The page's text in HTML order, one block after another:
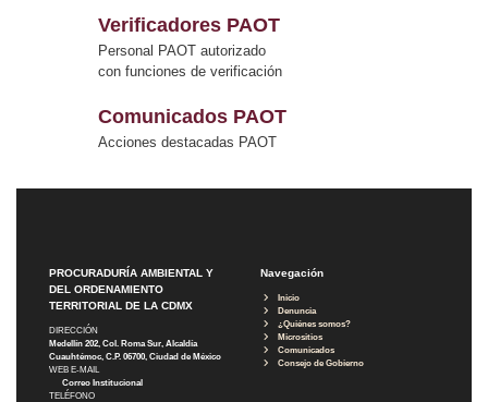
Verificadores PAOT
Personal PAOT autorizado
con funciones de verificación
Comunicados PAOT
Acciones destacadas PAOT
PROCURADURÍA AMBIENTAL Y
DEL ORDENAMIENTO
TERRITORIAL DE LA CDMX
DIRECCIÓN
Medellín 202, Col. Roma Sur, Alcaldía
Cuauhtémoc, C.P. 06700, Ciudad de México
WEB E-MAIL
Correo Institucional
TELÉFONO
Navegación
Inicio
Denuncia
¿Quiénes somos?
Micrositios
Comunicados
Consejo de Gobierno